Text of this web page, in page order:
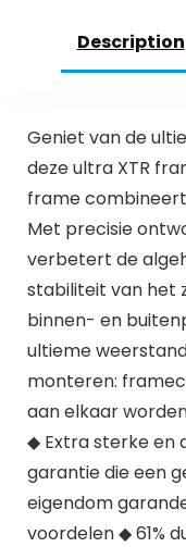
Description
Geniet van de
deze ultra XTR
frame
Met precisie
verbetert de
stabiliteit van het
binnen- en
ultieme
monteren:
aan elkaar
◆ Extra sterke en
garantie die een
eigendom
voordelen ◆ 61%